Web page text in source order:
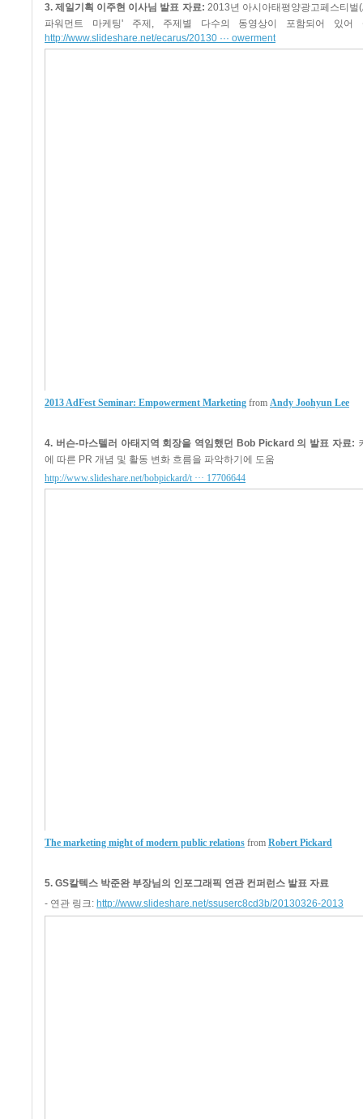
3. 제일기획 이주현 이사님 발표 자료: 2013년 아시아태평양광고페스티벌
파워먼트 마케팅' 주제, 주제별 다수의 동영상이 포함되어 있어
http://www.slideshare.net/ecarus/20130 ··· owerment
2013 AdFest Seminar: Empowerment Marketing from Andy Joohyun Lee
4. 버슨-마스텔러 아태지역 회장을 역임했던 Bob Pickard 의 발표 자료:
에 따른 PR 개념 및 활동 변화 흐름을 파악하기에 도움
http://www.slideshare.net/bobpickard/t ··· 17706644
The marketing might of modern public relations from Robert Pickard
5. GS칼텍스 박준완 부장님의 인포그래픽 연관 컨퍼런스 발표 자료
- 연관 링크: http://www.slideshare.net/ssuserc8cd3b/20130326-2013